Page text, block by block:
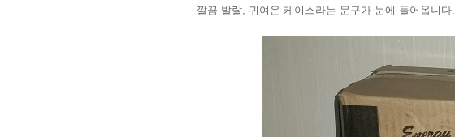
깔끔 발랄, 귀여운 케이스라는 문구가 눈에 들어옵니다.